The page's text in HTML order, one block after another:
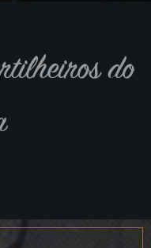
do